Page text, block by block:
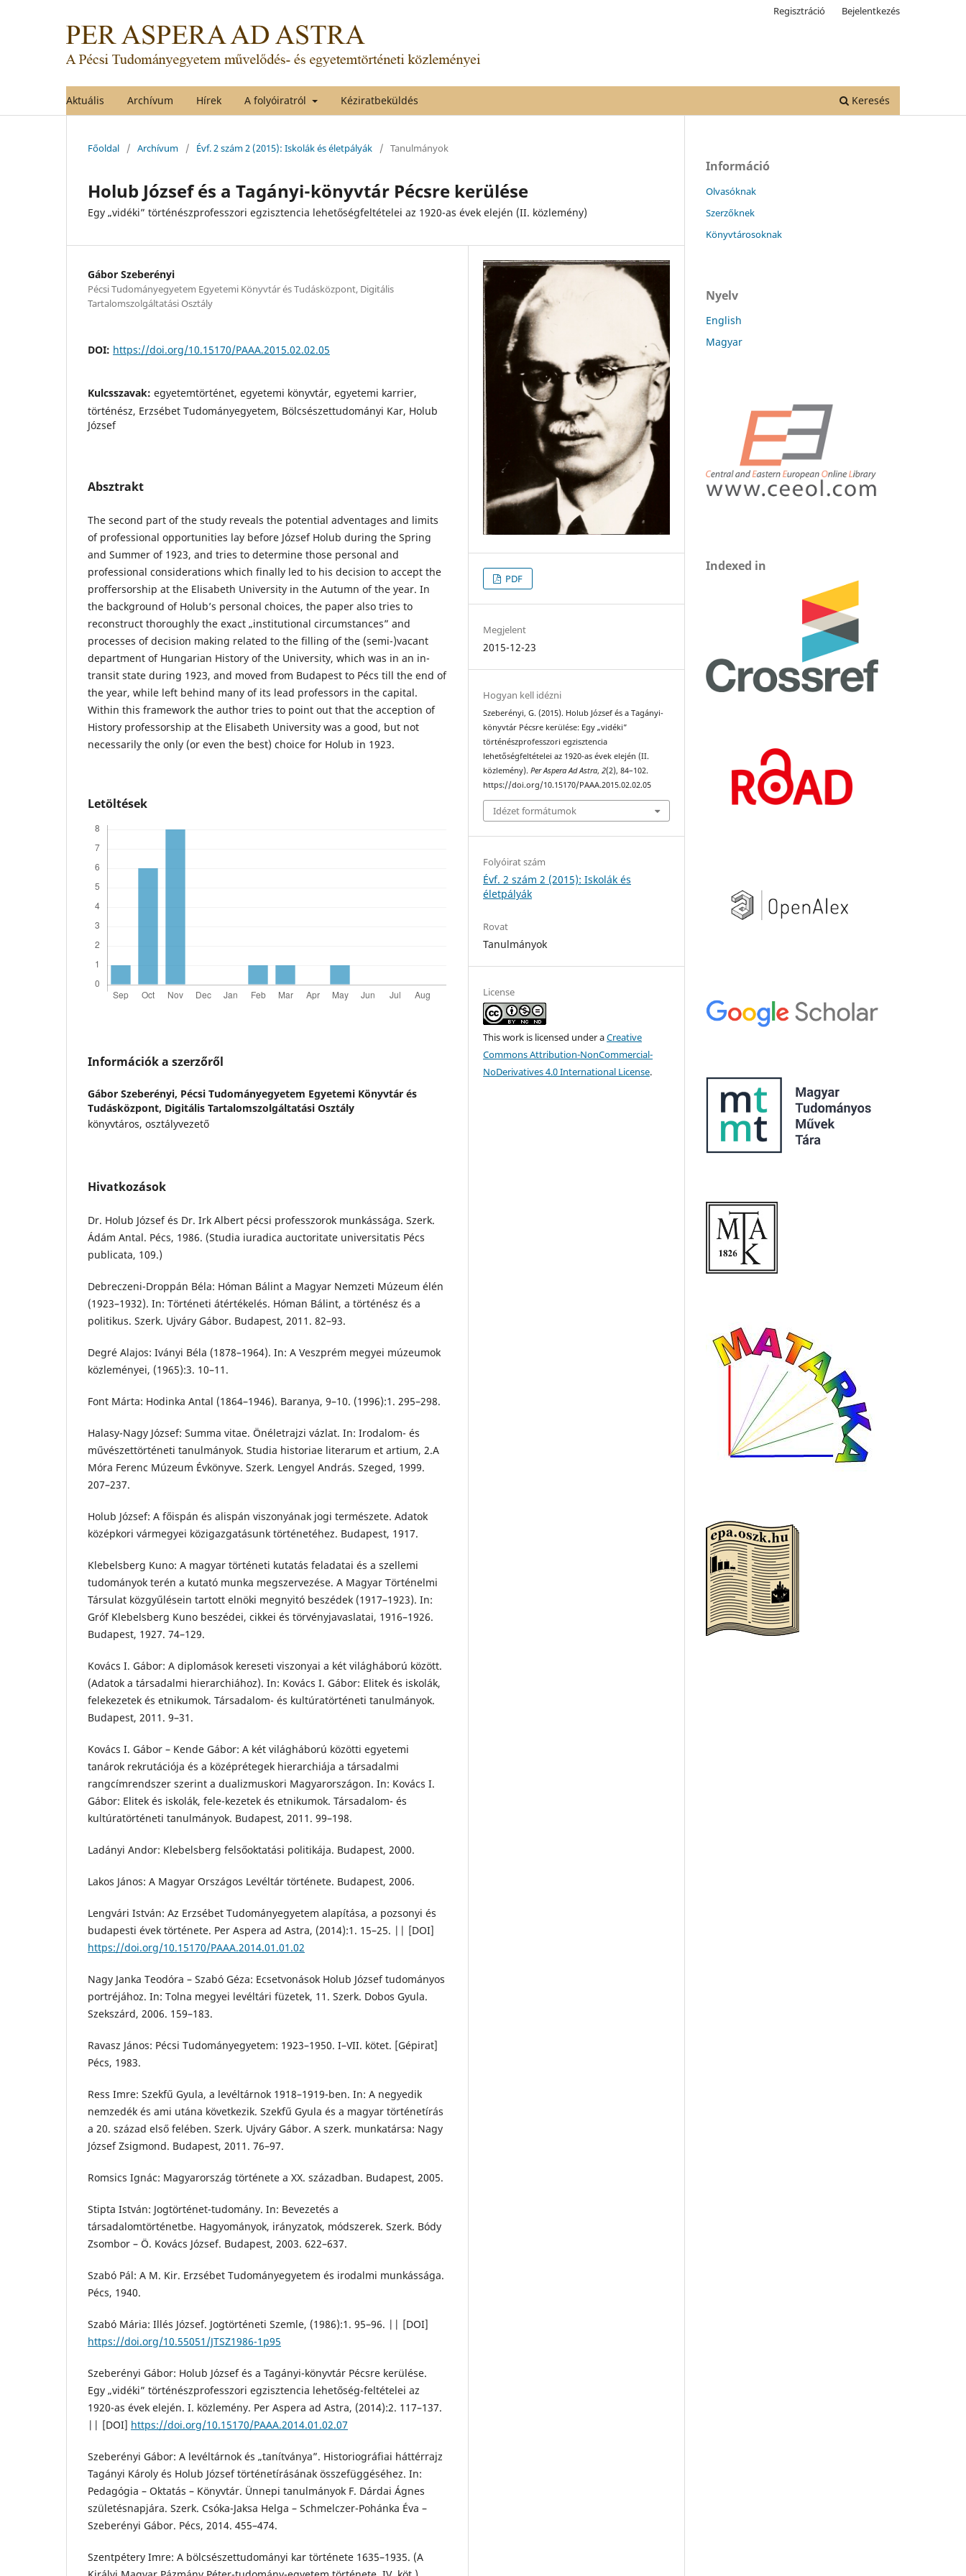
Aktuális Archívum Hírek A folyóiratról Kéziratbeküldés Keresés
Regisztráció Bejelentkezés
Főoldal / Archívum / Évf. 2 szám 2 (2015): Iskolák és életpályák / Tanulmányok
Holub József és a Tagányi-könyvtár Pécsre kerülése
Egy „vidéki” történészprofesszori egzisztencia lehetőségfeltételei az 1920-as évek elején (II. közlemény)
Gábor Szeberényi
Pécsi Tudományegyetem Egyetemi Könyvtár és Tudásközpont, Digitális
Tartalomszolgáltatási Osztály
DOI: https://doi.org/10.15170/PAAA.2015.02.02.05
Kulcsszavak: egyetemtörténet, egyetemi könyvtár, egyetemi karrier,
történész, Erzsébet Tudományegyetem, Bölcsészettudományi Kar, Holub
József
Absztrakt
The second part of the study reveals the potential adventages and limits
of professional opportunities lay before József Holub during the Spring
and Summer of 1923, and tries to determine those personal and
professional considerations which finally led to his decision to accept the
proffersorship at the Elisabeth University in the Autumn of the year. In
the background of Holub’s personal choices, the paper also tries to
reconstruct thoroughly the exact „institutional circumstances” and
processes of decision making related to the filling of the (semi-)vacant
department of Hungarian History of the University, which was in an in-
transit state during 1923, and moved from Budapest to Pécs till the end of
the year, while left behind many of its lead professors in the capital.
Within this framework the author tries to point out that the acception of
History professorship at the Elisabeth University was a good, but not
necessarily the only (or even the best) choice for Holub in 1923.
Letöltések
Információk a szerzőről
Gábor Szeberényi, Pécsi Tudományegyetem Egyetemi Könyvtár és
Tudásközpont, Digitális Tartalomszolgáltatási Osztály
könyvtáros, osztályvezető
Hivatkozások
Dr. Holub József és Dr. Irk Albert pécsi professzorok munkássága. Szerk.
Ádám Antal. Pécs, 1986. (Studia iuradica auctoritate universitatis Pécs
publicata, 109.)
Debreczeni-Droppán Béla: Hóman Bálint a Magyar Nemzeti Múzeum élén
(1923–1932). In: Történeti átértékelés. Hóman Bálint, a történész és a
politikus. Szerk. Ujváry Gábor. Budapest, 2011. 82–93.
Degré Alajos: Iványi Béla (1878–1964). In: A Veszprém megyei múzeumok
közleményei, (1965):3. 10–11.
Font Márta: Hodinka Antal (1864–1946). Baranya, 9–10. (1996):1. 295–298.
Halasy-Nagy József: Summa vitae. Önéletrajzi vázlat. In: Irodalom- és
művészettörténeti tanulmányok. Studia historiae literarum et artium, 2.A
Móra Ferenc Múzeum Évkönyve. Szerk. Lengyel András. Szeged, 1999.
207–237.
Holub József: A főispán és alispán viszonyának jogi természete. Adatok
középkori vármegyei közigazgatásunk történetéhez. Budapest, 1917.
Klebelsberg Kuno: A magyar történeti kutatás feladatai és a szellemi
tudományok terén a kutató munka megszervezése. A Magyar Történelmi
Társulat közgyűlésein tartott elnöki megnyitó beszédek (1917–1923). In:
Gróf Klebelsberg Kuno beszédei, cikkei és törvényjavaslatai, 1916–1926.
Budapest, 1927. 74–129.
Kovács I. Gábor: A diplomások kereseti viszonyai a két világháború között.
(Adatok a társadalmi hierarchiához). In: Kovács I. Gábor: Elitek és iskolák,
felekezetek és etnikumok. Társadalom- és kultúratörténeti tanulmányok.
Budapest, 2011. 9–31.
Kovács I. Gábor – Kende Gábor: A két világháború közötti egyetemi
tanárok rekrutációja és a középrétegek hierarchiája a társadalmi
rangcímrendszer szerint a dualizmuskori Magyarországon. In: Kovács I.
Gábor: Elitek és iskolák, fele-kezetek és etnikumok. Társadalom- és
kultúratörténeti tanulmányok. Budapest, 2011. 99–198.
Ladányi Andor: Klebelsberg felsőoktatási politikája. Budapest, 2000.
Lakos János: A Magyar Országos Levéltár története. Budapest, 2006.
Lengvári István: Az Erzsébet Tudományegyetem alapítása, a pozsonyi és
budapesti évek története. Per Aspera ad Astra, (2014):1. 15–25. || [DOI]
https://doi.org/10.15170/PAAA.2014.01.01.02
Nagy Janka Teodóra – Szabó Géza: Ecsetvonások Holub József tudományos
portréjához. In: Tolna megyei levéltári füzetek, 11. Szerk. Dobos Gyula.
Szekszárd, 2006. 159–183.
Ravasz János: Pécsi Tudományegyetem: 1923–1950. I–VII. kötet. [Gépirat]
Pécs, 1983.
Ress Imre: Szekfű Gyula, a levéltárnok 1918–1919-ben. In: A negyedik
nemzedék és ami utána következik. Szekfű Gyula és a magyar történetírás
a 20. század első felében. Szerk. Ujváry Gábor. A szerk. munkatársa: Nagy
József Zsigmond. Budapest, 2011. 76–97.
Romsics Ignác: Magyarország története a XX. században. Budapest, 2005.
Stipta István: Jogtörténet-tudomány. In: Bevezetés a
társadalomtörténetbe. Hagyományok, irányzatok, módszerek. Szerk. Bódy
Zsombor – Ö. Kovács József. Budapest, 2003. 622–637.
Szabó Pál: A M. Kir. Erzsébet Tudományegyetem és irodalmi munkássága.
Pécs, 1940.
Szabó Mária: Illés József. Jogtörténeti Szemle, (1986):1. 95–96. || [DOI]
https://doi.org/10.55051/JTSZ1986-1p95
Szeberényi Gábor: Holub József és a Tagányi-könyvtár Pécsre kerülése.
Egy „vidéki” történészprofesszori egzisztencia lehetőség-feltételei az
1920-as évek elején. I. közlemény. Per Aspera ad Astra, (2014):2. 117–137.
|| [DOI] https://doi.org/10.15170/PAAA.2014.01.02.07
Szeberényi Gábor: A levéltárnok és „tanítványa”. Historiográfiai háttérrajz
Tagányi Károly és Holub József történetírásának összefüggéséhez. In:
Pedagógia – Oktatás – Könyvtár. Ünnepi tanulmányok F. Dárdai Ágnes
születésnapjára. Szerk. Csóka-Jaksa Helga – Schmelczer-Pohánka Éva –
Szeberényi Gábor. Pécs, 2014. 455–474.
Szentpétery Imre: A bölcsészettudományi kar története 1635–1935. (A
PDF
Megjelent
2015-12-23
Hogyan kell idézni
Szeberényi, G. (2015). Holub József és a Tagányi-
könyvtár Pécsre kerülése: Egy „vidéki”
történészprofesszori egzisztencia
lehetőségfeltételei az 1920-as évek elején (II.
közlemény).Per Aspera Ad Astra,2(2), 84–102.
https://doi.org/10.15170/PAAA.2015.02.02.05
Idézet formátumok
Folyóirat szám
Évf. 2 szám 2 (2015): Iskolák és
életpályák
Rovat
Tanulmányok
License
This work is licensed under aCreative
Commons Attribution-NonCommercial-
NoDerivatives 4.0 International License.
Információ
Olvasóknak
Szerzőknek
Könyvtárosoknak
Nyelv
English
Magyar
Indexed in